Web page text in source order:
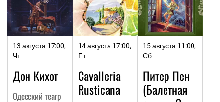
13 августа 17:00,
Чт
Дон Кихот
Одесский театр
14 августа 17:00,
Пт
Cavalleria
Rusticana
15 августа 11:00,
Сб
Питер Пен
(Балетная